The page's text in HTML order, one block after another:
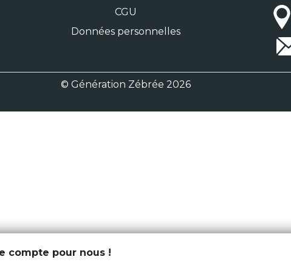
CGU
Données personnelles
© Génération Zébrée 2026
compte pour nous !